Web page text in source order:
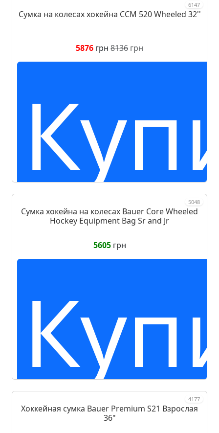
6147
Сумка на колесах хокейна CCM 520 Wheeled 32''
5876 грн 8136 грн
5048
Сумка хокейна на колесах Bauer Core Wheeled
Hockey Equipment Bag Sr and Jr
5605грн
4177
Хоккейная сумка Bauer Premium S21 Взрослая
36"